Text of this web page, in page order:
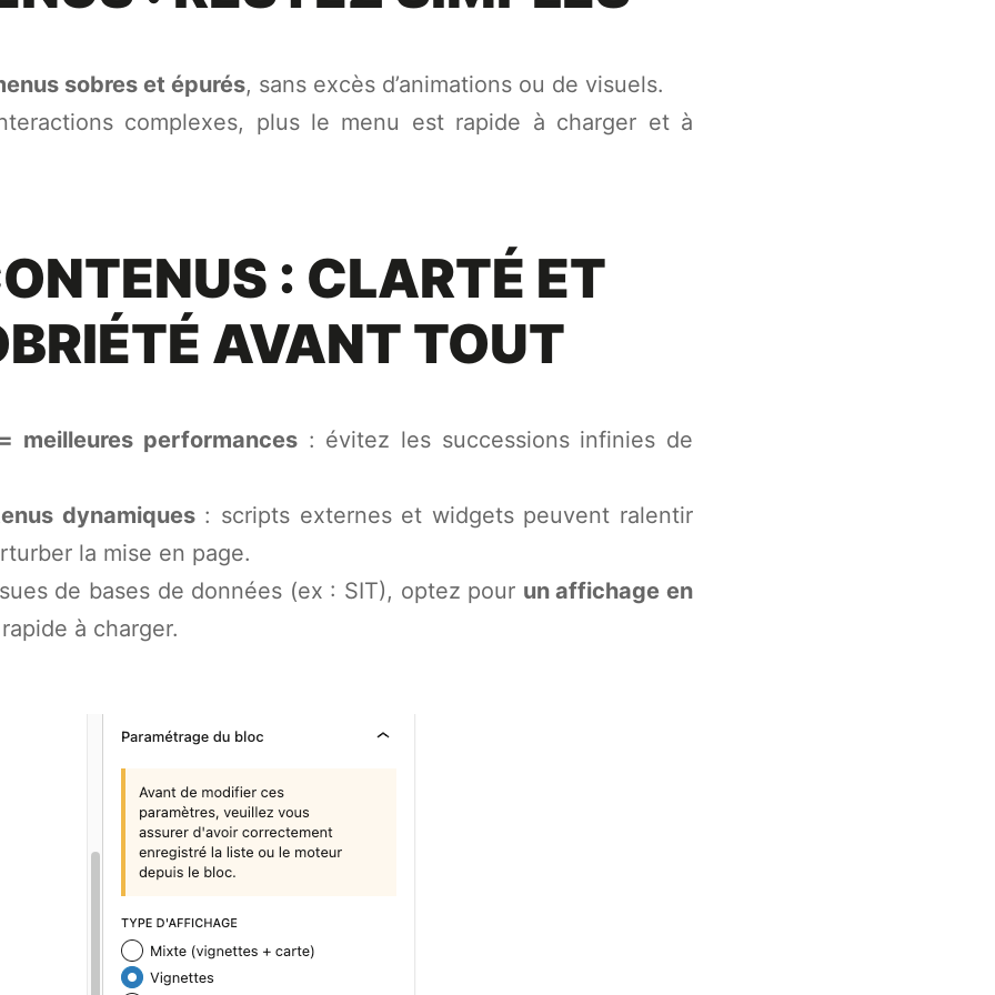
sobres et épurés, sans excès d’animations ou de visuels.
complexes, plus le menu est rapide à charger et à
: CLARTÉ ET
AVANT TOUT
meilleures performances: évitez les successions infinies de
dynamiques: scripts externes et widgets peuvent ralentir
la mise en page.
de bases de données (ex : SIT), optez pour un affichage en
à charger.